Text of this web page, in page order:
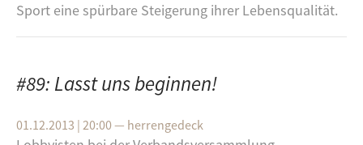
Sport eine spür­ba­re Stei­ge­rung ihrer Le­bens­qua­li­tät.
#89: Lasst uns beginnen!
01.12.2013 | 20:00— herrengedeck